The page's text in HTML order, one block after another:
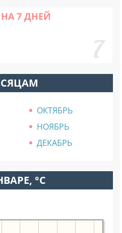
7 ДНЕЙ
ОКТЯБРЬ
НОЯБРЬ
ДЕКАБРЬ
°C